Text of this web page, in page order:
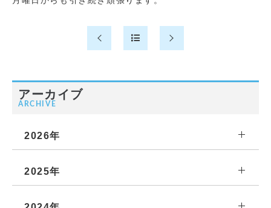
アーカイブ
ARCHIVE
2026年
2025年